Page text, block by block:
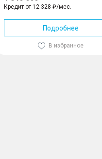
Кредит от 12 328 ₽/мес.
Подробнее
В избранное